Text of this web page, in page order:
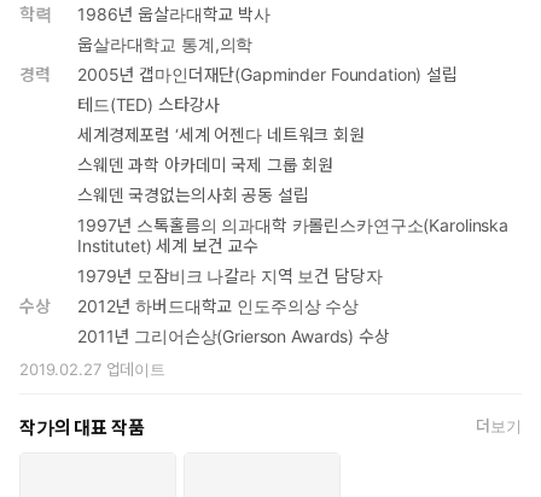
학력
1986년 웁살라대학교 박사
웁살라대학교 통계,의학
경력
2005년 갭마인더재단(Gapminder Foundation) 설립
테드(TED) 스타강사
세계경제포럼 ‘세계 어젠다 네트워크 회원
스웨덴 과학 아카데미 국제 그룹 회원
스웨덴 국경없는의사회 공동 설립
1997년 스톡홀름의 의과대학 카롤린스카연구소(Karolinska
Institutet) 세계 보건 교수
1979년 모잠비크 나칼라 지역 보건 담당자
수상
2012년 하버드대학교 인도주의상 수상
2011년 그리어슨상(Grierson Awards) 수상
2019.02.27업데이트
작가의 대표 작품 더보기